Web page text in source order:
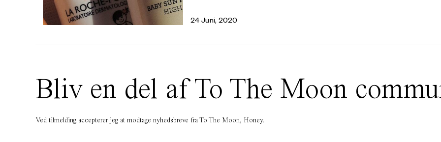
24 Juni, 2020
Bliv en del af To The Moon
Ved tilmelding accepterer jeg at modtage nyhedsbreve fra To The Moon, Honey.